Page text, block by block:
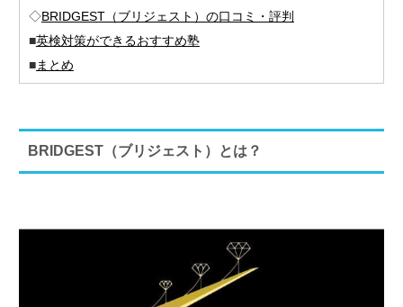
◇BRIDGEST（ブリジェスト）の口コミ・評判
■英検対策ができるおすすめ塾
■まとめ
BRIDGEST（ブリジェスト）とは？